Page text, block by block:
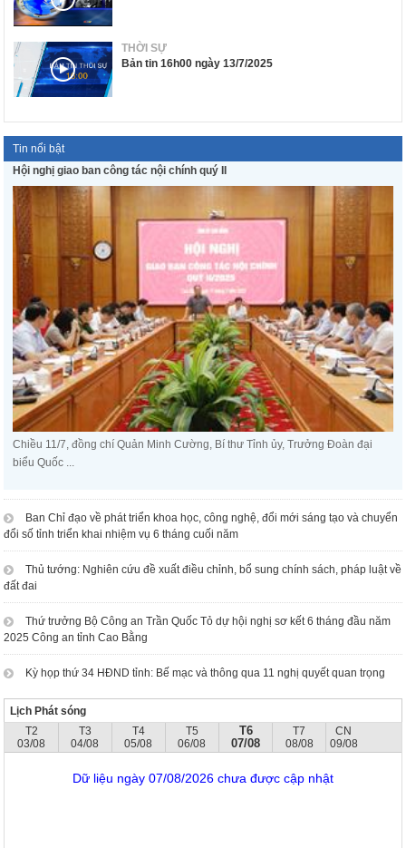
THỜI SỰ
Bản tin 16h00 ngày 13/7/2025
Tin nổi bật
Hội nghị giao ban công tác nội chính quý II
Chiều 11/7, đồng chí Quản Minh Cường, Bí thư Tỉnh ủy, Trưởng Đoàn đại
biểu Quốc ...
Ban Chỉ đạo về phát triển khoa học, công nghệ, đổi mới sáng tạo và chuyển
đổi số tỉnh triển khai nhiệm vụ 6 tháng cuối năm
Thủ tướng: Nghiên cứu đề xuất điều chỉnh, bổ sung chính sách, pháp luật về
đất đai
Thứ trưởng Bộ Công an Trần Quốc Tỏ dự hội nghị sơ kết 6 tháng đầu năm
2025 Công an tỉnh Cao Bằng
Kỳ họp thứ 34 HĐND tỉnh: Bế mạc và thông qua 11 nghị quyết quan trọng
Lịch Phát sóng
T2
03/08
T3
04/08
T4
05/08
T5
06/08
T6
07/08
T7
08/08
CN
09/08
Dữ liệu ngày 07/08/2026 chưa được cập nhật